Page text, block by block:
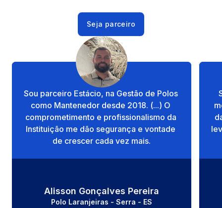
Seja parceiro
Sou parceiro Estácio, na Gestão de Polos
como Mantenedor desde 2018. (...) O
comprometimento e profissionalismo da
Instituição me dão segurança e vontade
de crescer cada vez mais.
Alisson Gonçalves Pereira
Polo Laranjeiras - Serra - ES